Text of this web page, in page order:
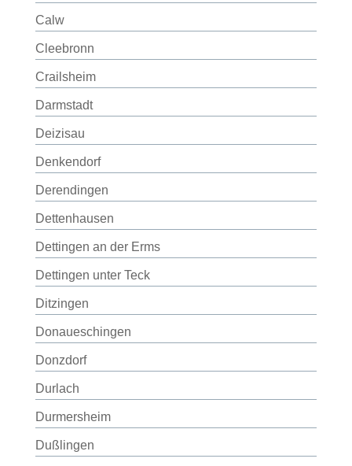
Calw
Cleebronn
Crailsheim
Darmstadt
Deizisau
Denkendorf
Derendingen
Dettenhausen
Dettingen an der Erms
Dettingen unter Teck
Ditzingen
Donaueschingen
Donzdorf
Durlach
Durmersheim
Dußlingen